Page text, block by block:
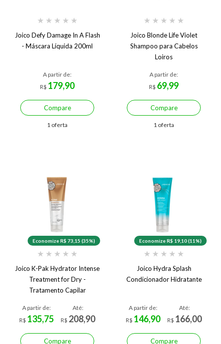
★ ★ ★ ★ ★
Joico Defy Damage In A Flash
- Máscara Líquida 200ml
A partir de:
R$ 179,90
Compare
1 oferta
★ ★ ★ ★ ★
Joico Blonde Life Violet
Shampoo para Cabelos
Loiros
A partir de:
R$ 69,99
Compare
1 oferta
Economize R$ 73,15 (35%)
★ ★ ★ ★ ★
Joico K-Pak Hydrator Intense
Treatment for Dry -
Tratamento Capilar
A partir de:
R$ 135,75
Até:
R$ 208,90
Compare
Economize R$ 19,10 (11%)
★ ★ ★ ★ ★
Joico Hydra Splash
Condicionador Hidratante
A partir de:
R$ 146,90
Até:
R$ 166,00
Compare